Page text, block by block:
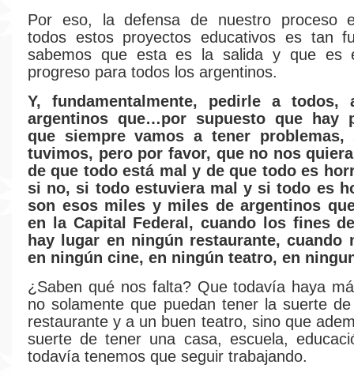
Por eso, la defensa de nuestro proceso
todos estos proyectos educativos es tan
sabemos que esta es la salida y que es
progreso para todos los argentinos.
Y, fundamentalmente, pedirle a
argentinos que…por supuesto que hay
que siempre vamos a tener problemas,
tuvimos, pero por favor, que no nos
de que todo está mal y de que todo es
si no, si todo estuviera mal y si todo es
son esos miles y miles de argentinos
en la Capital Federal, cuando los fines
hay lugar en ningún restaurante, cuando
en ningún cine, en ningún teatro, en
¿Saben qué nos falta? Que todavía haya
no solamente que puedan tener la suerte
restaurante y a un buen teatro, sino que
suerte de tener una casa, escuela,
todavía tenemos que seguir trabajando.